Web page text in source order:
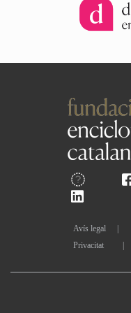
Avís legal
Privacitat
|